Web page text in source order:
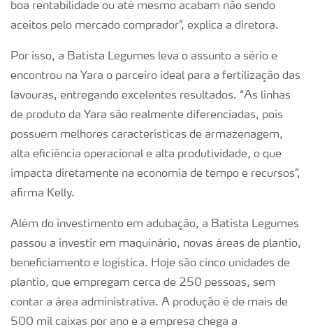
boa rentabilidade ou até mesmo acabam não sendo
aceitos pelo mercado comprador”, explica a diretora.
Por isso, a Batista Legumes leva o assunto a sério e
encontrou na Yara o parceiro ideal para a fertilização das
lavouras, entregando excelentes resultados. “As linhas
de produto da Yara são realmente diferenciadas, pois
possuem melhores características de armazenagem,
alta eficiência operacional e alta produtividade, o que
impacta diretamente na economia de tempo e recursos”,
afirma Kelly.
Além do investimento em adubação, a Batista Legumes
passou a investir em maquinário, novas áreas de plantio,
beneficiamento e logística. Hoje são cinco unidades de
plantio, que empregam cerca de 250 pessoas, sem
contar a área administrativa. A produção é de mais de
500 mil caixas por ano e a empresa chega a